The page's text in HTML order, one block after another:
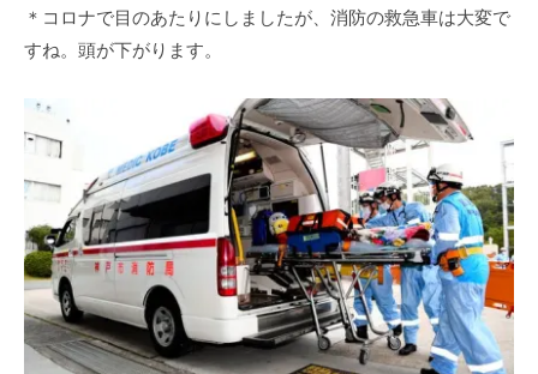
＊コロナで目のあたりにしましたが、消防の救急車は大変で
すね。頭が下がります。